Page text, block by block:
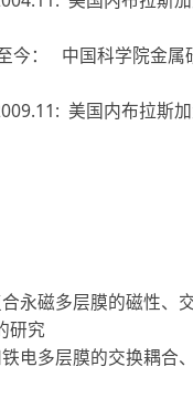
今：
中国科学院金属
美国内布拉斯
磁多层膜的磁性、
研究
多层膜的交换耦合